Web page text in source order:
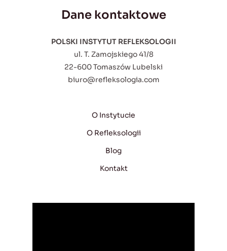
Dane kontaktowe
POLSKI INSTYTUT REFLEKSOLOGII
ul. T. Zamojskiego 41/8
22-600 Tomaszów Lubelski
biuro@refleksologia.com
O Instytucie
O Refleksologii
Blog
Kontakt